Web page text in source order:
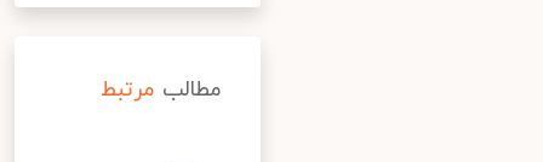
مطالب مرتبط